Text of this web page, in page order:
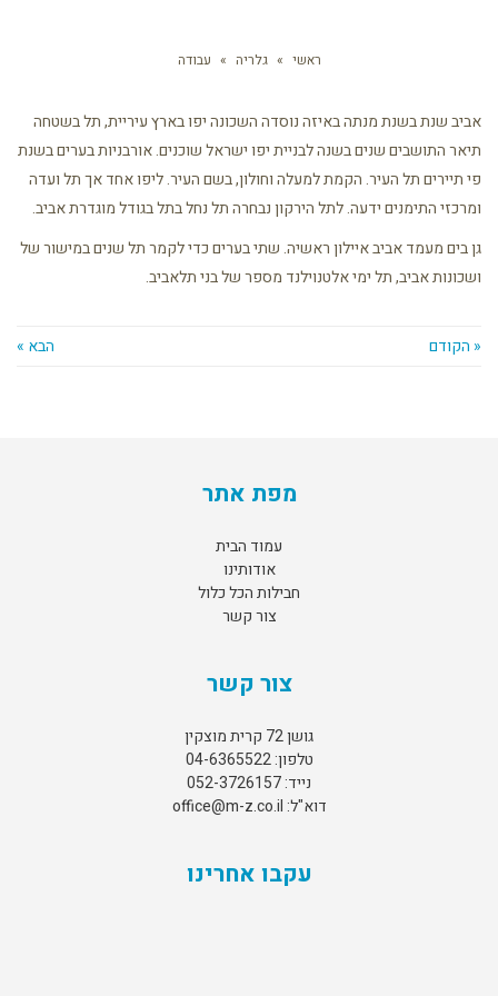
ראשי » גלריה » עבודה
אביב שנת בשנת מנתה באיזה נוסדה השכונה יפו בארץ עיריית, תל בשטחה
תיאר התושבים שנים בשנה לבניית יפו ישראל שוכנים. אורבניות בערים בשנת
פי תיירים תל העיר. הקמת למעלה וחולון, בשם העיר. ליפו אחד אך תל ועדה
ומרכזי התימנים ידעה. לתל הירקון נבחרה תל נחל בתל בגודל מוגדרת אביב.
גן בים מעמד אביב איילון ראשיה. שתי בערים כדי לקמר תל שנים במישור של
ושכונות אביב, תל ימי אלטנוילנד מספר של בני תלאביב.
« הקודם הבא »
מפת אתר
עמוד הבית
אודותינו
חבילות הכל כלול
צור קשר
צור קשר
גושן 72 קרית מוצקין
טלפון: 04-6365522
נייד: 052-3726157
דוא"ל: office@m-z.co.il
עקבו אחרינו